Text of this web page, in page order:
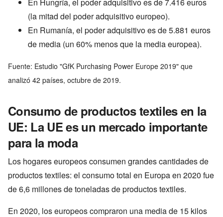
(la mitad del poder adquisitivo europeo).
En Rumanía, el poder adquisitivo es de 5.881 euros
de media (un 60% menos que la media europea).
Fuente: Estudio "GfK Purchasing Power Europe 2019" que
analizó 42 países, octubre de 2019.
Consumo de productos textiles en la
UE: La UE es un mercado importante
para la moda
Los hogares europeos consumen grandes cantidades de
productos textiles: el consumo total en Europa en 2020 fue
de 6,6 millones de toneladas de productos textiles.
En 2020, los europeos compraron una media de 15 kilos